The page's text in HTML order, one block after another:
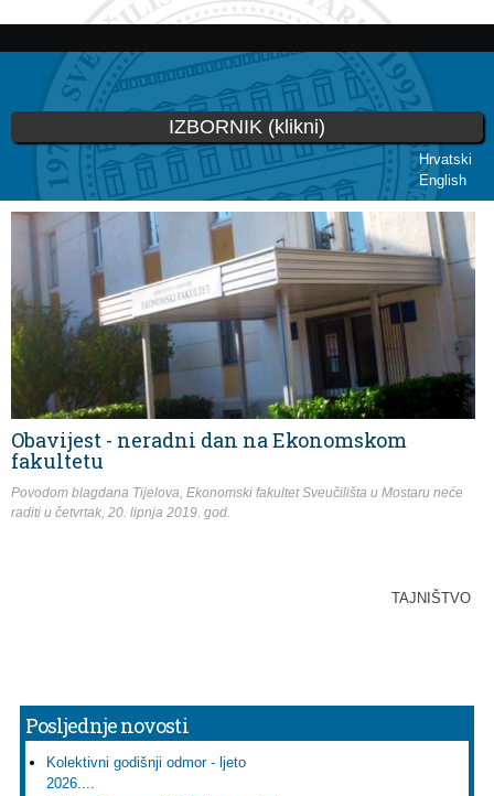
Skoči
glavni
sadržaj
Hrvatski
English
IZBORNIK (klikni)
Vi ste ovdje
Obavijest - neradni dan na Ekonomskom
fakultetu
Povodom blagdana Tijelova, Ekonomski fakultet Sveučilišta u Mostaru neće
raditi u četvrtak, 20. lipnja 2019. god.
TAJNIŠTVO
Posljednje novosti
Kolektivni godišnji odmor - ljeto
2026....